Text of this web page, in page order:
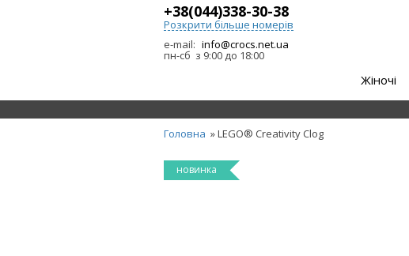
+38(044)338-30-38
Розкрити більше номерів
e-mail: info@crocs.net.ua
пн-сб з 9:00 до 18:00
Жіночі
Головна » LEGO® Creativity Clog
новинка